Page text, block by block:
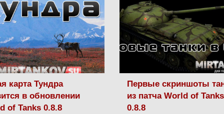
карта Тундра
в обновлении
of Tanks 0.8.8
Первые скриншоты
из патча World of Tanks
0.8.8